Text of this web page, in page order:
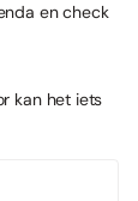
en check
kan het iets